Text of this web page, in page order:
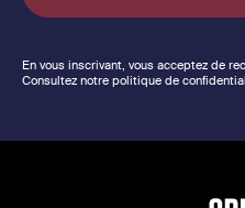
En vous inscrivant, vous acceptez de
Consultez notre politique de